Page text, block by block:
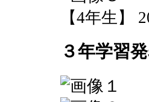
【4年生】
３年学習